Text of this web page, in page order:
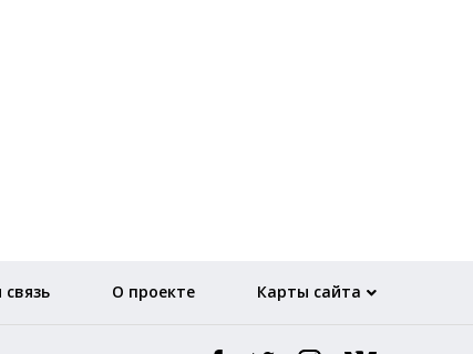
О проекте Карты сайта